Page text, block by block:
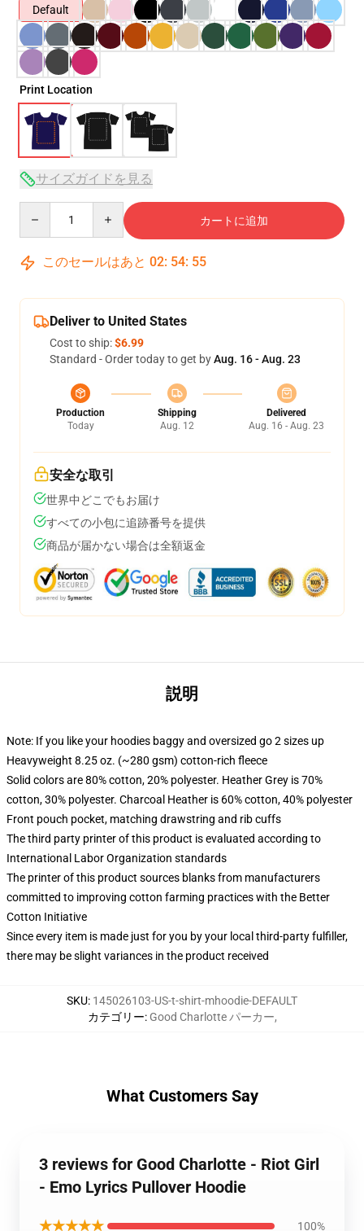
Default
Print Location
サイズガイドを見る
カートに追加
このセールはあと 02: 54: 54
Deliver to United States
Cost to ship:$6.99
Standard - Order today to get byAug. 16 - Aug. 23
Production
Today
Shipping
Aug. 12
Delivered
Aug. 16 - Aug. 23
安全な取引
世界中どこでもお届け
すべての小包に追跡番号を提供
商品が届かない場合は全額返金
説明
Note: If you like your hoodies baggy and oversized go 2 sizes up
Heavyweight 8.25 oz. (~280 gsm) cotton-rich fleece
Solid colors are 80% cotton, 20% polyester. Heather Grey is 70%
cotton, 30% polyester. Charcoal Heather is 60% cotton, 40% polyester
Front pouch pocket, matching drawstring and rib cuffs
The third party printer of this product is evaluated according to
International Labor Organization standards
The printer of this product sources blanks from manufacturers
committed to improving cotton farming practices with the Better
Cotton Initiative
Since every item is made just for you by your local third-party fulfiller,
there may be slight variances in the product received
SKU: 145026103-US-t-shirt-mhoodie-DEFAULT
カテゴリー: Good Charlotte パーカー,
What Customers Say
3 reviews for Good Charlotte - Riot Girl
- Emo Lyrics Pullover Hoodie
★★★★★ 100%